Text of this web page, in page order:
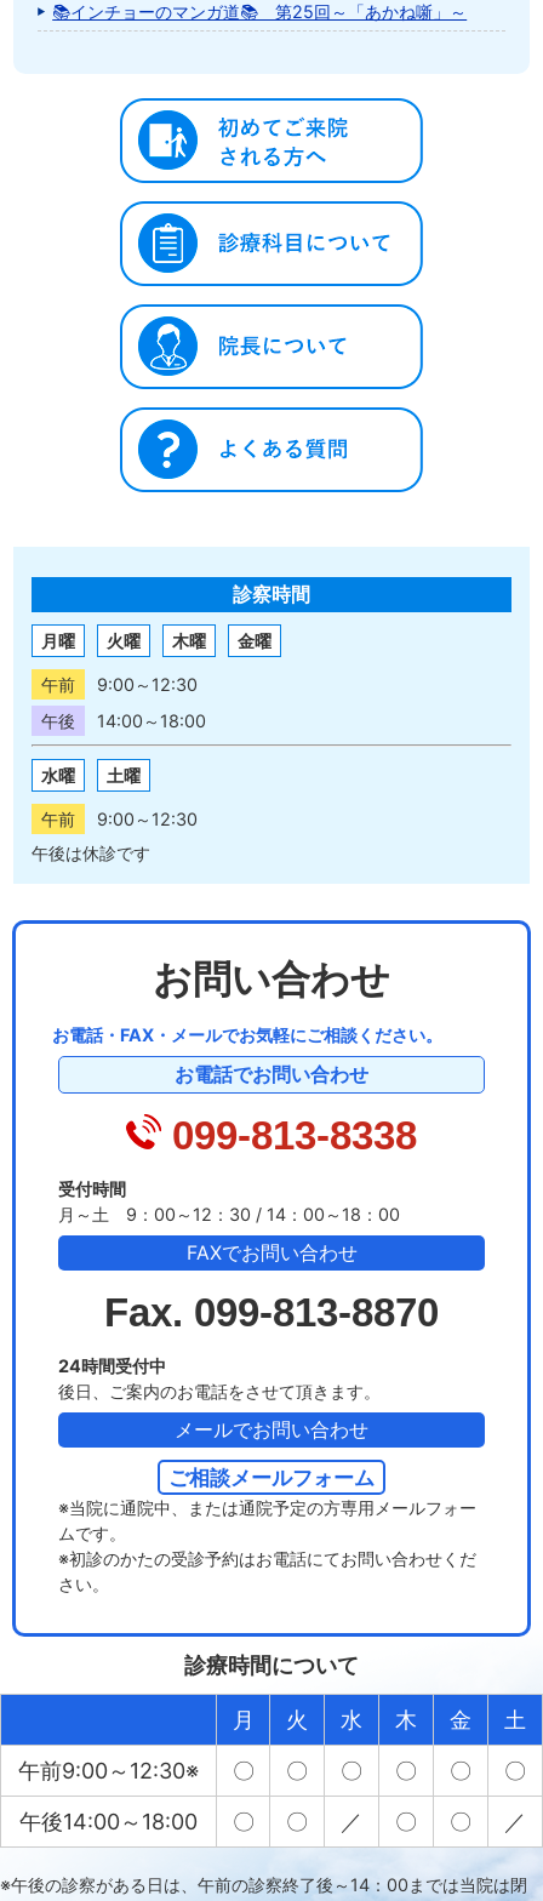
📚インチョーのマンガ道📚 第25回～「あかね噺」～
診察時間
月曜 火曜 木曜 金曜
午前
9:00～12:30
午後
14:00～18:00
水曜 土曜
午前
9:00～12:30
午後は休診です
お問い合わせ
お電話・FAX・メールでお気軽にご相談ください。
お電話でお問い合わせ
099-813-8338
受付時間
月～土 9：00～12：30 / 14：00～18：00
FAXでお問い合わせ
Fax. 099-813-8870
24時間受付中
後日、ご案内のお電話をさせて頂きます。
メールでお問い合わせ
ご相談メールフォーム
※当院に通院中、または通院予定の方専用メールフォー
ムです。
※初診のかたの受診予約はお電話にてお問い合わせくだ
さい。
診療時間について
月 火 水 木 金
土
午前9:00～12:30※
〇 〇 〇 〇 〇
〇
午後14:00～18:00
〇 〇 ／ 〇 〇 ／
※午後の診察がある日は、午前の診察終了後～14：00までは当院は閉